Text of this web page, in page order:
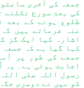
جمعہ کی آخری
کی بعد سورج نکلنے
طلوع ہونے کے بعد
عنہ فرماتے ہیں
اشارہ کیا ایک گز
کہا گیا ہے کہ
جمعے کی طور پر
اجابت ہوتی ہے۔ یہ
رسول اللہ صلی
کو میں نے دوسری